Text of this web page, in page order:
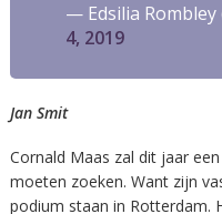
— Edsilia Rombley
4, 2019
Jan Smit
Cornald Maas zal dit jaar
moeten zoeken. Want zijn
podium staan in Rotterdam.